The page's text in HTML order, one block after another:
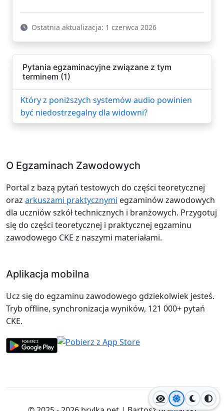
Jasny motyw
Ciemny
Ostatnia aktualizacja: 1 czerwca 2026
Pytania egzaminacyjne związane z tym
terminem (1)
Który z poniższych systemów audio powinien
być niedostrzegalny dla widowni?
O Egzaminach Zawodowych
Portal z bazą pytań testowych do części teoretycznej
oraz arkuszami praktycznymi egzaminów zawodowych
dla uczniów szkół technicznych i branżowych. Przygotuj
się do części teoretycznej i praktycznej egzaminu
zawodowego CKE z naszymi materiałami.
Aplikacja mobilna
Ucz się do egzaminu zawodowego gdziekolwiek jesteś.
Tryb offline, synchronizacja wyników, 121 000+ pytań
CKE.